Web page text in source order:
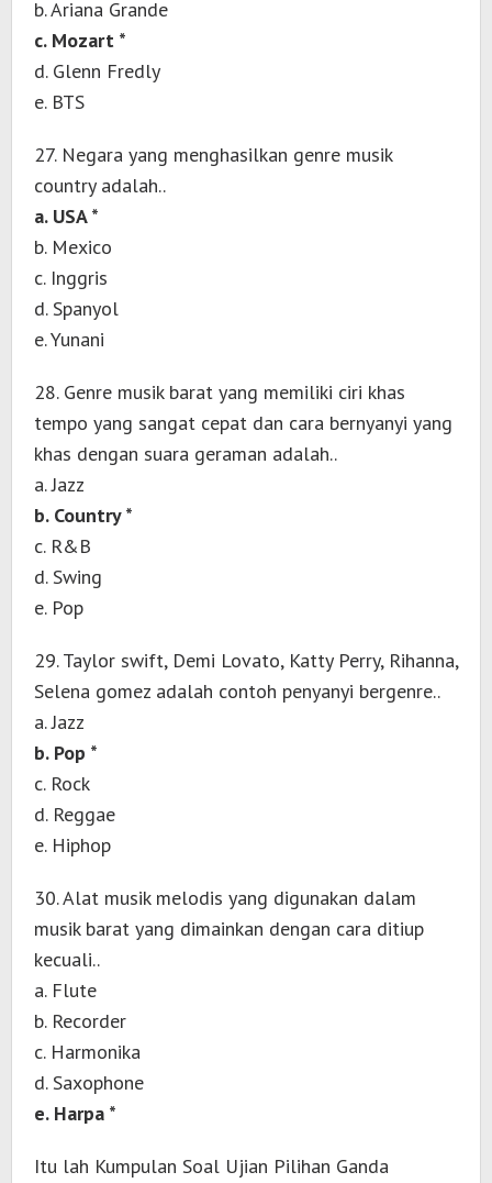
b. Ariana Grande
c. Mozart *
d. Glenn Fredly
e. BTS
27. Negara yang menghasilkan genre musik
country adalah..
a. USA *
b. Mexico
c. Inggris
d. Spanyol
e. Yunani
28. Genre musik barat yang memiliki ciri khas
tempo yang sangat cepat dan cara bernyanyi yang
khas dengan suara geraman adalah..
a. Jazz
b. Country *
c. R&B
d. Swing
e. Pop
29. Taylor swift, Demi Lovato, Katty Perry, Rihanna,
Selena gomez adalah contoh penyanyi bergenre..
a. Jazz
b. Pop *
c. Rock
d. Reggae
e. Hiphop
30. Alat musik melodis yang digunakan dalam
musik barat yang dimainkan dengan cara ditiup
kecuali..
a. Flute
b. Recorder
c. Harmonika
d. Saxophone
e. Harpa *
Itu lah Kumpulan Soal Ujian Pilihan Ganda